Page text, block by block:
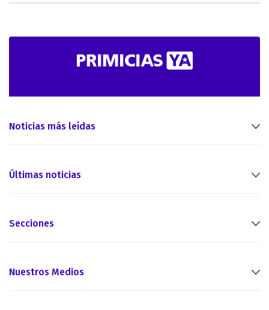
Noticias más leídas
Últimas noticias
Secciones
Nuestros Medios